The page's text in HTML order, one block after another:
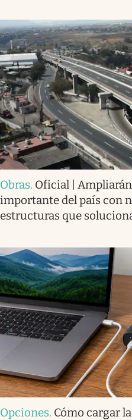
Obras. Oficial |
importante del país con
estructuras que
Opciones. Cómo cargar